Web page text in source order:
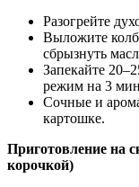
Разогрейте
Выложите
сбрызнуть
Запекайте
режим на 3
Сочные и
картошке.
Приготовление на
корочкой)